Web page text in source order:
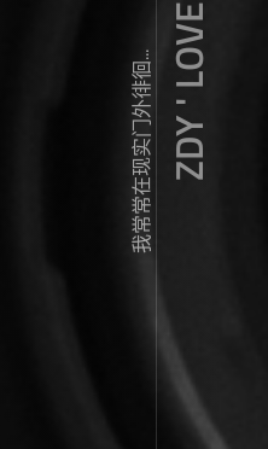
我常常在现实门外徘徊...ZDY ' LOVE